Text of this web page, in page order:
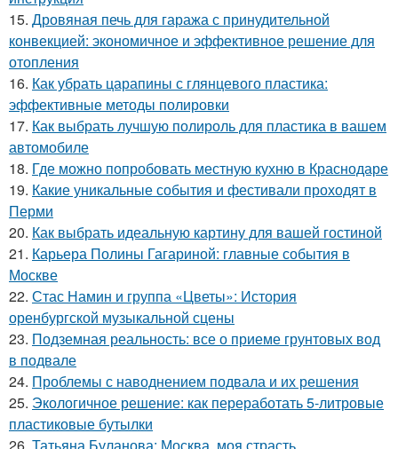
15. Дровяная печь для гаража с принудительной
конвекцией: экономичное и эффективное решение для
отопления
16. Как убрать царапины с глянцевого пластика:
эффективные методы полировки
17. Как выбрать лучшую полироль для пластика в вашем
автомобиле
18. Где можно попробовать местную кухню в Краснодаре
19. Какие уникальные события и фестивали проходят в
Перми
20. Как выбрать идеальную картину для вашей гостиной
21. Карьера Полины Гагариной: главные события в
Москве
22. Стас Намин и группа «Цветы»: История
оренбургской музыкальной сцены
23. Подземная реальность: все о приеме грунтовых вод
в подвале
24. Проблемы с наводнением подвала и их решения
25. Экологичное решение: как переработать 5-литровые
пластиковые бутылки
26. Татьяна Буланова: Москва, моя страсть